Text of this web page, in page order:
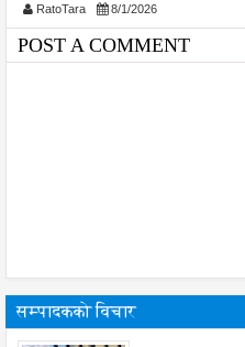
विश्वसनीयता र गुणस्तरमा
जोड
RatoTara 8/1/2026
POST A COMMENT
सम्पादकको विचार